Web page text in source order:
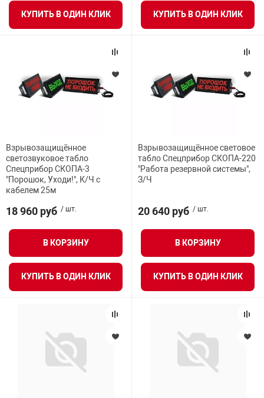
КУПИТЬ В ОДИН КЛИК КУПИТЬ В ОДИН КЛИК
Взрывозащищённое
светозвуковое табло
Спецприбор СКОПА-3
"Порошок, Уходи!", К/Ч с
кабелем 25м
18 960 руб / шт.
В КОРЗИНУ
КУПИТЬ В ОДИН КЛИК
Взрывозащищённое световое
табло Спецприбор СКОПА-220
"Работа резервной системы",
З/Ч
20 640 руб / шт.
В КОРЗИНУ
КУПИТЬ В ОДИН КЛИК